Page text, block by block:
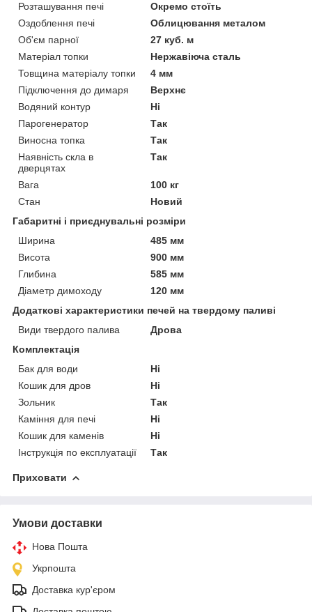
Розташування печі
Окремо стоїть
Оздоблення печі
Облицювання металом
Об'єм парної
27 куб. м
Матеріал топки
Нержавіюча сталь
Товщина матеріалу топки
4 мм
Підключення до димаря
Верхнє
Водяний контур
Ні
Парогенератор
Так
Виносна топка
Так
Наявність скла в
дверцятах
Так
Вага
100 кг
Стан
Новий
Габаритні і приєднувальні розміри
Ширина
485 мм
Висота
900 мм
Глибина
585 мм
Діаметр димоходу
120 мм
Додаткові характеристики печей на твердому паливі
Види твердого палива
Дрова
Комплектація
Бак для води
Ні
Кошик для дров
Ні
Зольник
Так
Каміння для печі
Ні
Кошик для каменів
Ні
Інструкція по експлуатації
Так
Приховати
Умови доставки
Нова Пошта
Укрпошта
Доставка кур'єром